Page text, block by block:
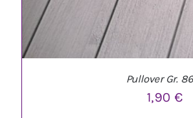
Pullover Gr. 86
1,90 €